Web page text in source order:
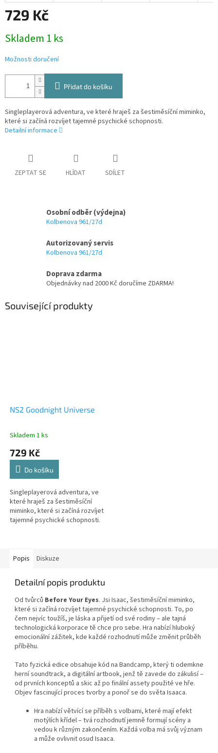
729 Kč
cena:
Skladem 1 ks
Možnosti doručení
Přidat do košíku
Singleplayerová adventura, ve které hraješ za šestiměsíční miminko,
které si začíná rozvíjet tajemné psychické schopnosti.
Detailní informace
ZEPTAT SE HLÍDAT SDÍLET
Osobní odběr (výdejna)
Kolbenova 961/27d
Autorizovaný servis
Kolbenova 961/27d
Doprava zdarma
Objednávky nad 2000 Kč doručíme ZDARMA!
Související produkty
NS2 Goodnight Universe
Skladem 1 ks
729 Kč
Do košíku
Singleplayerová adventura, ve
které hraješ za šestiměsíční
miminko, které si začíná rozvíjet
tajemné psychické schopnosti.
Popis Diskuze
Detailní popis produktu
Od tvůrců Before Your Eyes. Jsi Isaac, šestiměsíční miminko,
které si začíná rozvíjet tajemné psychické schopnosti. To, po
čem nejvíc toužíš, je láska a přijetí od své rodiny – ale tajná
technologická korporace tě chce pro sebe. Hra nabízí hluboký
emocionální zážitek, kde každé rozhodnutí může změnit průběh
příběhu.
Tato fyzická edice obsahuje kód na Bandcamp, který ti odemkne
herní soundtrack, a digitální artbook, jenž tě zavede do zákulisí –
od prvních konceptů a skic až po finální assety použité ve hře.
Objev fascinující proces tvorby a ponoř se do světa Isaaca.
Hra nabízí větvící se příběh s volbami, které mají efekt
motýlích křídel – tvá rozhodnutí jemně formují scény a
vedou k různým zakončením. Každá volba má svůj význam
a může ovlivnit osud Isaaca.